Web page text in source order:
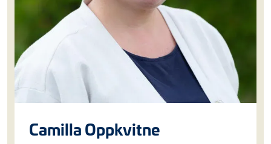
Camilla Oppkvitne